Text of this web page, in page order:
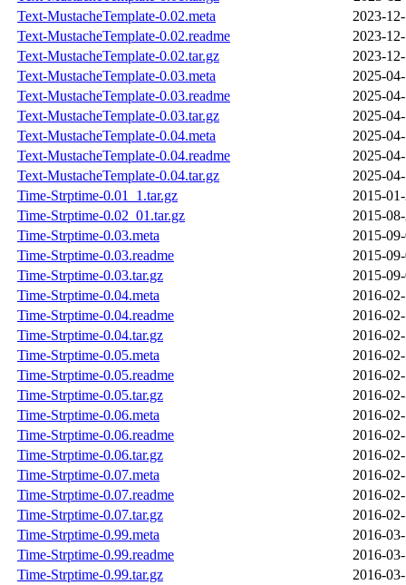
Text-MustacheTemplate-0.02.meta
2023-
Text-MustacheTemplate-0.02.readme
2023-
Text-MustacheTemplate-0.02.tar.gz
2023-
Text-MustacheTemplate-0.03.meta
2025-
Text-MustacheTemplate-0.03.readme
2025-
Text-MustacheTemplate-0.03.tar.gz
2025-
Text-MustacheTemplate-0.04.meta
2025-
Text-MustacheTemplate-0.04.readme
2025-
Text-MustacheTemplate-0.04.tar.gz
2025-
Time-Strptime-0.01_1.tar.gz
2015-
Time-Strptime-0.02_01.tar.gz
2015-
Time-Strptime-0.03.meta
2015-
Time-Strptime-0.03.readme
2015-
Time-Strptime-0.03.tar.gz
2015-
Time-Strptime-0.04.meta
2016-
Time-Strptime-0.04.readme
2016-
Time-Strptime-0.04.tar.gz
2016-
Time-Strptime-0.05.meta
2016-
Time-Strptime-0.05.readme
2016-
Time-Strptime-0.05.tar.gz
2016-
Time-Strptime-0.06.meta
2016-
Time-Strptime-0.06.readme
2016-
Time-Strptime-0.06.tar.gz
2016-
Time-Strptime-0.07.meta
2016-
Time-Strptime-0.07.readme
2016-
Time-Strptime-0.07.tar.gz
2016-
Time-Strptime-0.99.meta
2016-
Time-Strptime-0.99.readme
2016-
Time-Strptime-0.99.tar.gz
2016-